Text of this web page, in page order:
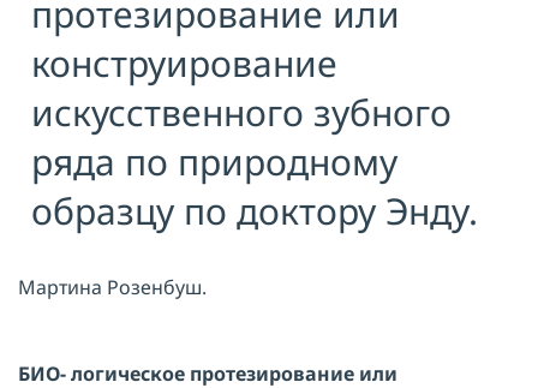
протезирование или
конструирование
искусственного зубного
ряда по природному
образцу по доктору Энду.
Мартина Розенбуш.
БИО- логическое протезирование или